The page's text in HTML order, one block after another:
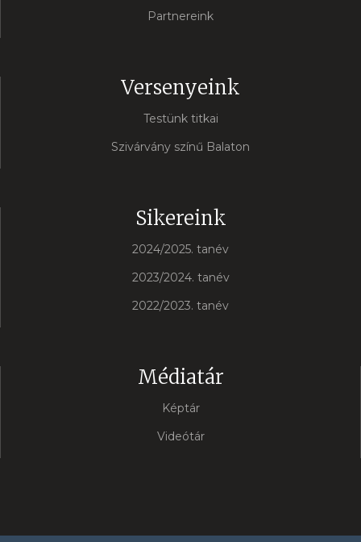
Partnereink
Versenyeink
Testünk titkai
Szivárvány színű Balaton
Sikereink
2024/2025. tanév
2023/2024. tanév
2022/2023. tanév
Médiatár
Képtár
Videótár